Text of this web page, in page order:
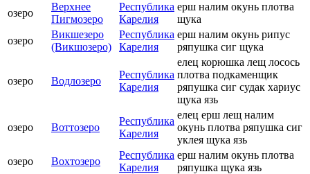
озеро
Верхнее
Пигмозеро
Республика
Карелия
ерш налим окунь плотва
щука
озеро
Викшезеро
(Викшозеро)
Республика
Карелия
ерш налим окунь рипус
ряпушка сиг щука
озеро Водлозеро
Республика
Карелия
елец корюшка лещ лосось
плотва подкаменщик
ряпушка сиг судак хариус
щука язь
озеро Воттозеро
Республика
Карелия
елец ерш лещ налим
окунь плотва ряпушка сиг
уклея щука язь
озеро
Вохтозеро
Республика
Карелия
ерш налим окунь плотва
ряпушка щука язь